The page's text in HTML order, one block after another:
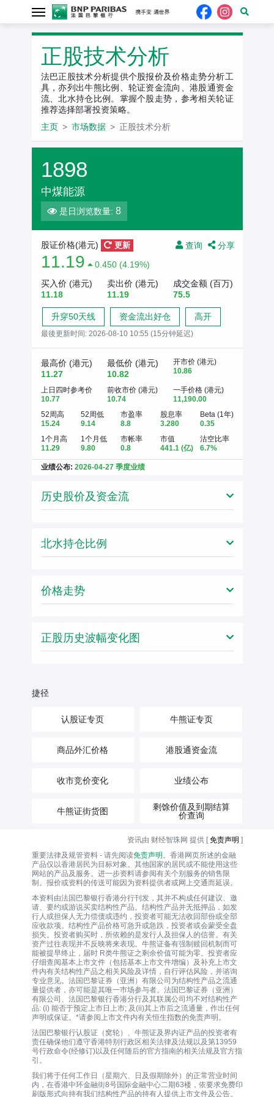
正股技术分析
法巴正股技术分析提供个股报价及价格走势分析工
具，亦列出牛熊比例、轮证资金流向、港股通资金
流、北水持仓比例。掌握个股走势，参考相关轮证
推荐选择部署投资策略。
主页
市场数据 正股技术分析
1898
中煤能源
是日浏览数量: 8
查询 分享
股证价格(港元) 更新
11.19
0.450 (4.19%)
买入价 (港元)
11.18
卖出价 (港元)
11.19
成交金额 (百万)
75.5
升穿50天线 资金流出好仓 高开
最後更新时间: 2026-08-10 10:55 (15分钟延迟)
最高价 (港元)
11.27
最低价 (港元)
10.82
开市价 (港元)
10.86
上日四时参考价
10.77
前收市价 (港元)
10.74
一手价格 (港元)
11,190.00
52周高
15.24
52周低
9.14
市盈率
8.8
股息率
3.280
Beta (1年)
0.35
1个月高
11.29
1个月低
9.80
市帐率
0.8
市值
441.1 (亿)
沽空比率
6.7%
业绩公布: 2026-04-27 季度业绩
历史股价及资金流
北水持仓比例
价格走势
正股历史波幅变化图
捷径
认股证专页 牛熊证专页
商品外汇价格 港股通资金流
收市竞价变化 业绩公布
牛熊证街货图
剩馀价值及到期结算
价查询
资讯由 财经智珠网 提供 [免责声明 ]
重要法律及规管资料 - 请先阅读免责声明 。香港网页所述的金融
产品仅以香港居民为目标对象。其他国家的居民或不能使用这些
网站的产品及服务。进一步资料请参阅有关个别服务的销售限
制。报价或资料的传送可能因为资料提供者或网上交通而延误。
本资料由法国巴黎银行香港分行刊发，其并不构成任何建议、邀
请、要约或游说买卖结构性产品。结构性产品并无抵押品，如发
行人或担保人无力偿债或违约，投资者可能无法收回部份或全部
应收款项。结构性产品价格可急升或急跌，投资者或会蒙受全盘
损失。投资者购买时，所依赖的是发行人及担保人的信誉。有关
资产过往表现并不反映将来表现。牛熊证备有强制赎回机制而可
能被提早终止，届时 R类牛熊证之剩余价值可能为零。投资者应
仔细查阅基本上市文件（包括基本上市文件增编）及补充上市文
件内有关结构性产品之相关风险及详情，自行评估风险，并谘询
专业意见。法国巴黎证券（亚洲）有限公司为结构性产品之流通
量提供者，亦可能是其唯一巿场参与者。法国巴黎证券（亚洲）
有限公司、法国巴黎银行香港分行及其联属公司均不对结构性产
品: (i) 能否于预定上市日上市; 及(ii)其上市后之流通量，作出任何
声明或保证。*请参阅上市文件内有关恒生指数的免责声明。
法国巴黎银行认股证（窝轮）、牛熊证及界内证产品的投资者有
责任确保他们遵守香港特别行政区相关法律及法规以及第13959
号行政命令(经修订)以及任何随后的官方指南的相关法规及官方指
引。
我们将于任何工作日（星期六、日及假期除外）的正常营业时间
内，在香港中环金融街8号国际金融中心二期63楼，依要求免费印
刷版形式向持有我们结构性产品的持有人提供上市文件及公告。